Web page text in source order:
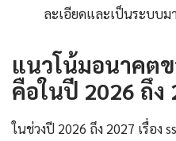
ละเอียดและเป็นระบบ
แนวโน้มอนาคตข
คือในปี 2026 ถึง
ในช่วงปี 2026 ถึง 2027 เรื่อง